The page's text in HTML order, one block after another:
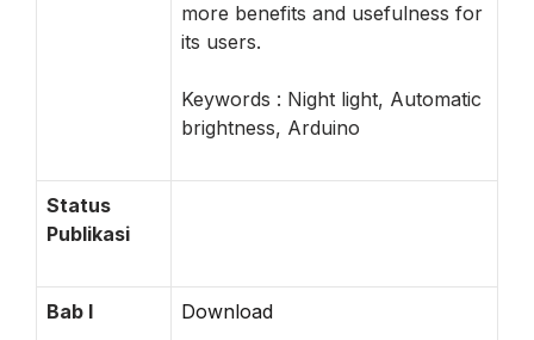
more benefits and usefulness for
its users.
Keywords : Night light, Automatic
brightness, Arduino
Status
Publikasi
Bab I Download